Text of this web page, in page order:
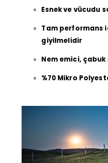
Esnek ve vücudu
Tam performans
giyilmelidir
Nem emici,
%70 Mikro